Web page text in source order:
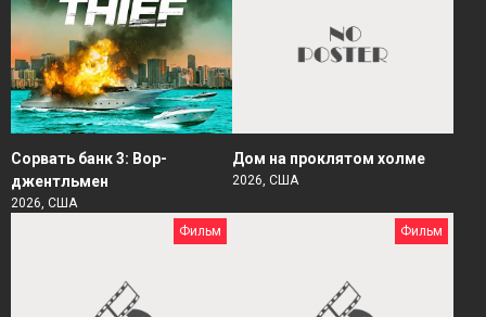
Сорвать банк 3: Вор-
джентльмен
2026, США
Дом на проклятом холме
2026, США
Фильм Фильм